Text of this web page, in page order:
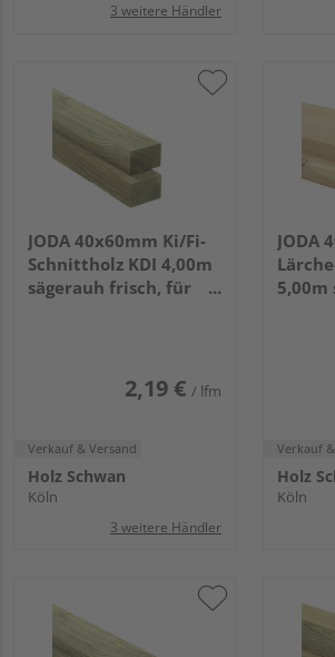
3 weitere Händler
JODA 40x60mm Ki/Fi-
Schnittholz KDI 4,00m
sägerauh frisch, für
2,19 € / lfm
Verkauf & Versand
Holz Schwan
Köln
3 weitere Händler
JODA
5,00m
Verkauf
Holz
Köln